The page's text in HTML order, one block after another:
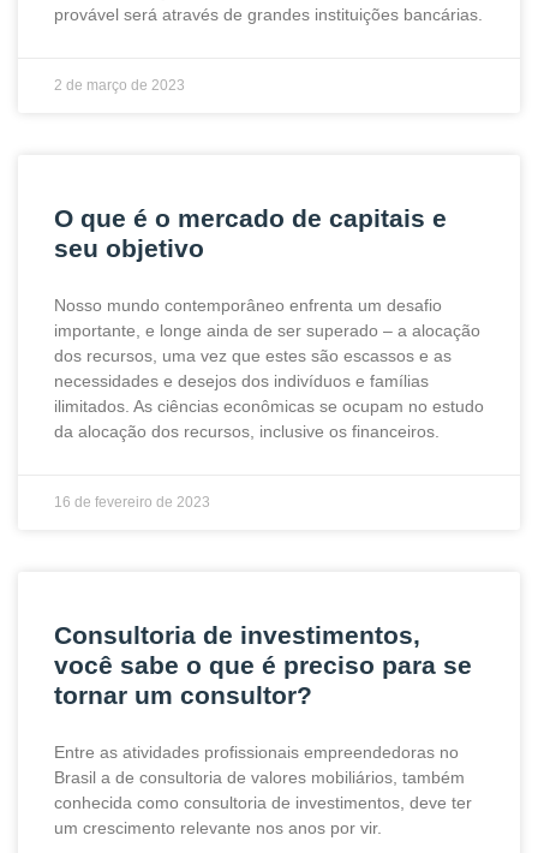
provável será através de grandes instituições bancárias.
2 de março de 2023
O que é o mercado de capitais e
seu objetivo
Nosso mundo contemporâneo enfrenta um desafio
importante, e longe ainda de ser superado – a alocação
dos recursos, uma vez que estes são escassos e as
necessidades e desejos dos indivíduos e famílias
ilimitados. As ciências econômicas se ocupam no estudo
da alocação dos recursos, inclusive os financeiros.
16 de fevereiro de 2023
Consultoria de investimentos,
você sabe o que é preciso para se
tornar um consultor?
Entre as atividades profissionais empreendedoras no
Brasil a de consultoria de valores mobiliários, também
conhecida como consultoria de investimentos, deve ter
um crescimento relevante nos anos por vir.